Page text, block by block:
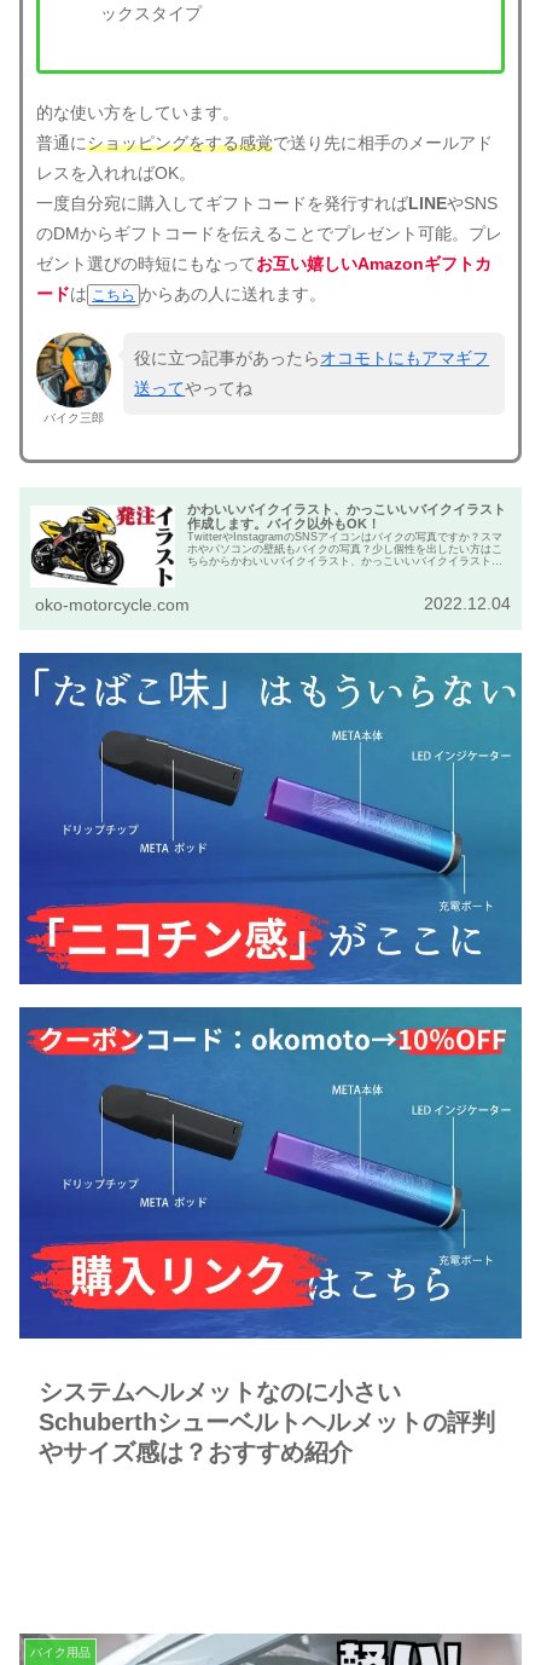
ックスタイプ
的な使い方をしています。
普通にショッピングをする感覚で送り先に相手のメールアド
レスを入れればOK。
一度自分宛に購入してギフトコードを発行すればLINEやSNS
のDMからギフトコードを伝えることでプレゼント可能。プレ
ゼント選びの時短にもなってお互い嬉しいAmazonギフトカ
ードは こちら からあの人に送れます。
バイク三郎
役に立つ記事があったらオコモトにもアマギフ
送ってやってね
かわいいバイクイラスト、かっこいいバイクイラスト
作成します。バイク以外もOK！
TwitterやInstagramのSNSアイコンはバイクの写真ですか？スマ
ホやパソコンの壁紙もバイクの写真？少し個性を出したい方はこ
ちらからかわいいバイクイラスト、かっこいいバイクイラストを
oko-motorcycle.com 2022.12.04
システムヘルメットなのに小さい
Schuberthシューベルトヘルメットの評判
やサイズ感は？おすすめ紹介
バイク用品